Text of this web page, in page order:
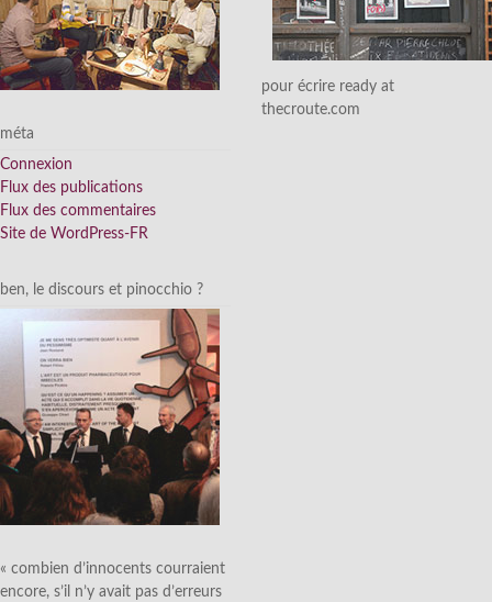
méta
Connexion
Flux des publications
Flux des commentaires
Site de WordPress-FR
ben, le discours et pinocchio ?
« combien d’innocents courraient
encore, s’il n’y avait pas d’erreurs
pour écrire ready at
thecroute.com